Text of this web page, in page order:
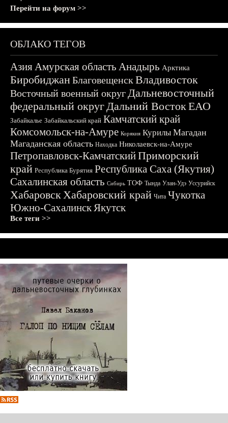
Перейти на форум >>
ОБЛАКО ТЕГОВ
АзияАмурская область Анадырь Арктика
БиробиджанБлаговещенскВладивосток
Восточный военный округДальневосточный
федеральный округДальний ВостокЕАО
Забайкалье Забайкальский край Камчатский край
Комсомольск-на-Амуре Корякия Курилы Магадан
Магаданская область Находка Николаевск-на-Амуре
Петропавловск-КамчатскийПриморский
край Республика Бурятия Республика Саха (Якутия)
Сахалинская область Сибирь ТОФ Тында Улан-Удэ Уссурийск
ХабаровскХабаровский край Чита Чукотка
Южно-СахалинскЯкутск
Все теги >>